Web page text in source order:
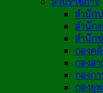
สำนัก
สำนัก
สำนัก
กองคลั
กองส
กองก
กองยุ